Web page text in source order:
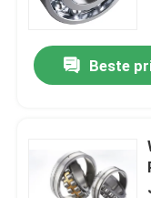
Beste